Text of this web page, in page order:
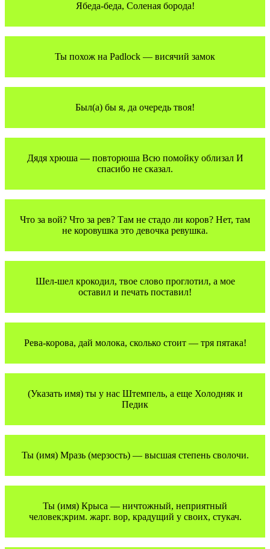
Ябеда-беда, Соленая борода!
Ты похож на Padlock — висячий замок
Был(а) бы я, да очередь твоя!
Дядя хрюша — повторюша Всю помойку облизал И
спасибо не сказал.
Что за вой? Что за рев? Там не стадо ли коров? Нет, там
не коровушка это девочка ревушка.
Шел-шел крокодил, твое слово проглотил, а мое
оставил и печать поставил!
Рeва-корова, дай молока, сколько стоит — тря пятака!
(Указать имя) ты у нас Штемпель, а еще Холодняк и
Педик
Ты (имя) Мразь (мерзость) — высшая степень сволочи.
Ты (имя) Крыса — ничтожный, неприятный
человек;крим. жарг. вор, крадущий у своих, стукач.